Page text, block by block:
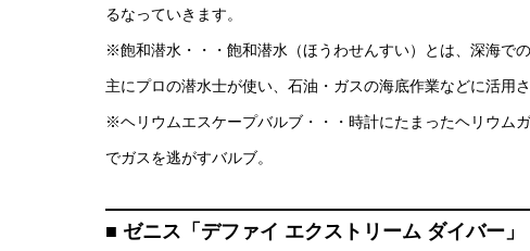
るなっていきます。
※飽和潜水・・・飽和潜水（ほうわせんすい）とは、深海で
主にプロの潜水士が使い、石油・ガスの海底作業などに活用さ
※ヘリウムエスケープバルブ・・・時計にたまったヘリウム
でガスを逃がすバルブ。
■ ゼニス「デファイ エクストリーム ダイバー」